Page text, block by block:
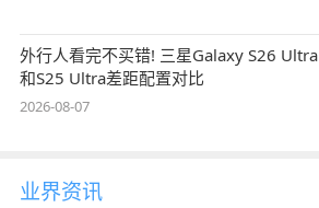
外行人看完不买错! 三星Galaxy S26 Ultra
和S25 Ultra差距配置对比
2026-08-07
业界资讯